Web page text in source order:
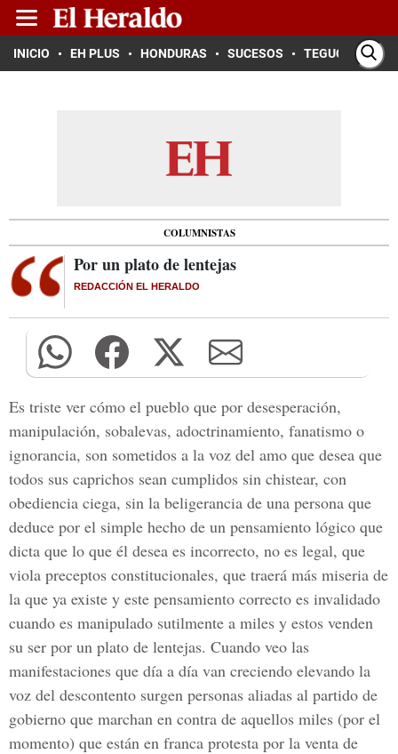
INICIO EH PLUS HONDURAS SUCESOS TEGUCIGALPA
COLUMNISTAS
Por un plato de lentejas
REDACCIÓN EL HERALDO
Es triste ver cómo el pueblo que por desesperación,
manipulación, sobalevas, adoctrinamiento, fanatismo o
ignorancia, son sometidos a la voz del amo que desea que
todos sus caprichos sean cumplidos sin chistear, con
obediencia ciega, sin la beligerancia de una persona que
deduce por el simple hecho de un pensamiento lógico que
dicta que lo que él desea es incorrecto, no es legal, que
viola preceptos constitucionales, que traerá más miseria de
la que ya existe y este pensamiento correcto es invalidado
cuando es manipulado sutilmente a miles y estos venden
su ser por un plato de lentejas. Cuando veo las
manifestaciones que día a día van creciendo elevando la
voz del descontento surgen personas aliadas al partido de
gobierno que marchan en contra de aquellos miles (por el
momento) que están en franca protesta por la venta de